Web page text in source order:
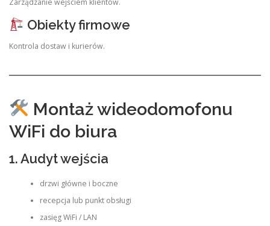
Zarządzanie wejściem klientów.
Obiekty firmowe
Kontrola dostaw i kurierów.
Montaż wideodomofonu
WiFi do biura
1. Audyt wejścia
drzwi główne i boczne
recepcja lub punkt obsługi
zasięg WiFi / LAN